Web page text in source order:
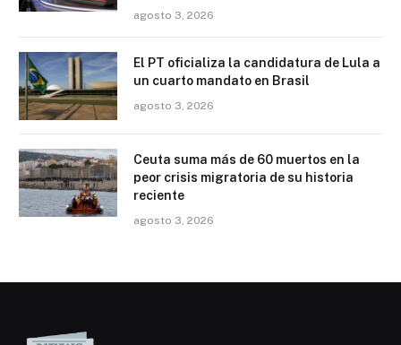
agosto 3, 2026
El PT oficializa la candidatura de Lula a
un cuarto mandato en Brasil
agosto 3, 2026
Ceuta suma más de 60 muertos en la
peor crisis migratoria de su historia
reciente
agosto 3, 2026